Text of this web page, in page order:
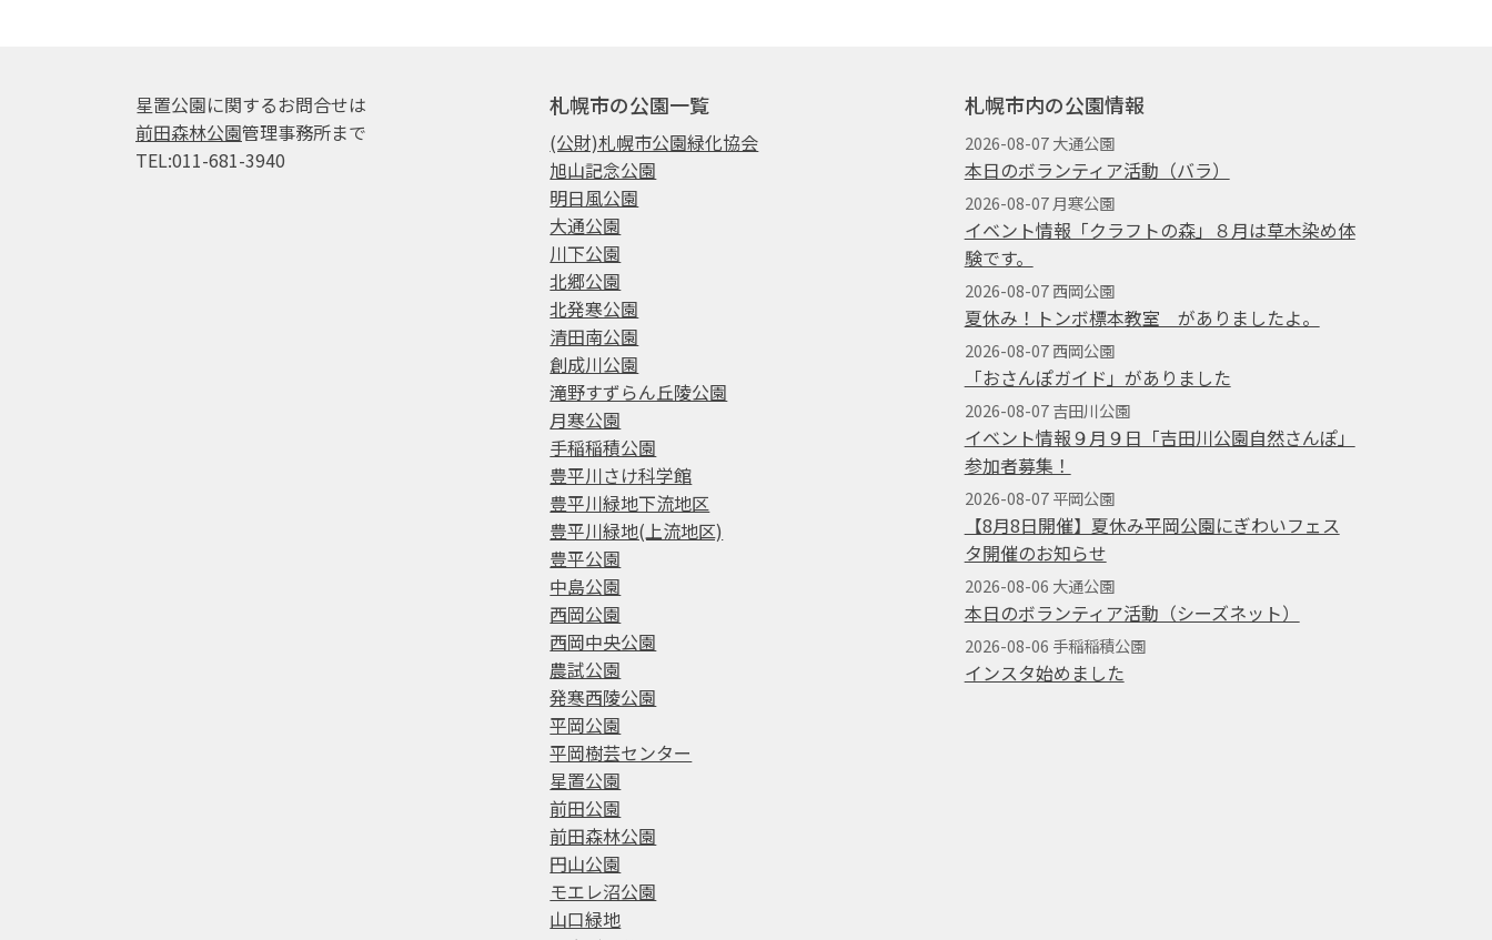
星置公園に関するお問合せは
前田森林公園管理事務所まで
TEL:011-681-3940
札幌市の公園一覧
(公財)札幌市公園緑化協会
旭山記念公園
明日風公園
大通公園
川下公園
北郷公園
北発寒公園
清田南公園
創成川公園
滝野すずらん丘陵公園
月寒公園
手稲稲積公園
豊平川さけ科学館
豊平川緑地下流地区
豊平川緑地(上流地区)
豊平公園
中島公園
西岡公園
西岡中央公園
農試公園
発寒西陵公園
平岡公園
平岡樹芸センター
星置公園
前田公園
前田森林公園
円山公園
モエレ沼公園
山口緑地
札幌市内の公園情報
2026-08-07 大通公園
本日のボランティア活動（バラ）
2026-08-07 月寒公園
イベント情報「クラフトの森」８月は草木染め体
験です。
2026-08-07 西岡公園
夏休み！トンボ標本教室 がありましたよ。
2026-08-07 西岡公園
「おさんぽガイド」がありました
2026-08-07 吉田川公園
イベント情報９月９日「吉田川公園自然さんぽ」
参加者募集！
2026-08-07 平岡公園
【8月8日開催】夏休み平岡公園にぎわいフェス
タ開催のお知らせ
2026-08-06 大通公園
本日のボランティア活動（シーズネット）
2026-08-06 手稲稲積公園
インスタ始めました